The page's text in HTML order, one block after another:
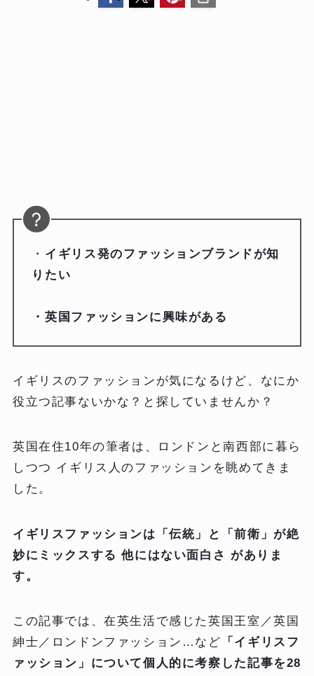
・ イギリス発のファッションブランドが知
りたい
・英国ファッションに興味がある
イギリスのファッションが気になるけど、なにか
役立つ記事ないかな？と探していませんか？
英国在住10年の筆者は、ロンドンと南西部に暮ら
しつつ イギリス人のファッションを眺めてきま
した。
イギリスファッションは「伝統」と「前衛」が絶
妙にミックスする 他にはない面白さ がありま
す。
この記事では、在英生活で感じた英国王室／英国
紳士／ロンドンファッション…など 「イギリスフ
ァッション」について個人的に考察した記事を28